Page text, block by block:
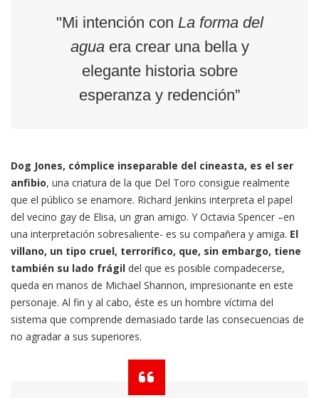
"Mi intención con La forma del
aguaera crear una bella y
elegante historia sobre
esperanza y redención”
Dog Jones, cómplice inseparable del cineasta, es el ser
anfibio, una criatura de la que Del Toro consigue realmente
que el público se enamore. Richard Jenkins interpreta el papel
del vecino gay de Elisa, un gran amigo. Y Octavia Spencer –en
una interpretación sobresaliente- es su compañera y amiga. El
villano, un tipo cruel, terrorífico, que, sin embargo, tiene
también su lado frágil del que es posible compadecerse,
queda en manos de Michael Shannon, impresionante en este
personaje. Al fin y al cabo, éste es un hombre víctima del
sistema que comprende demasiado tarde las consecuencias de
no agradar a sus superiores.